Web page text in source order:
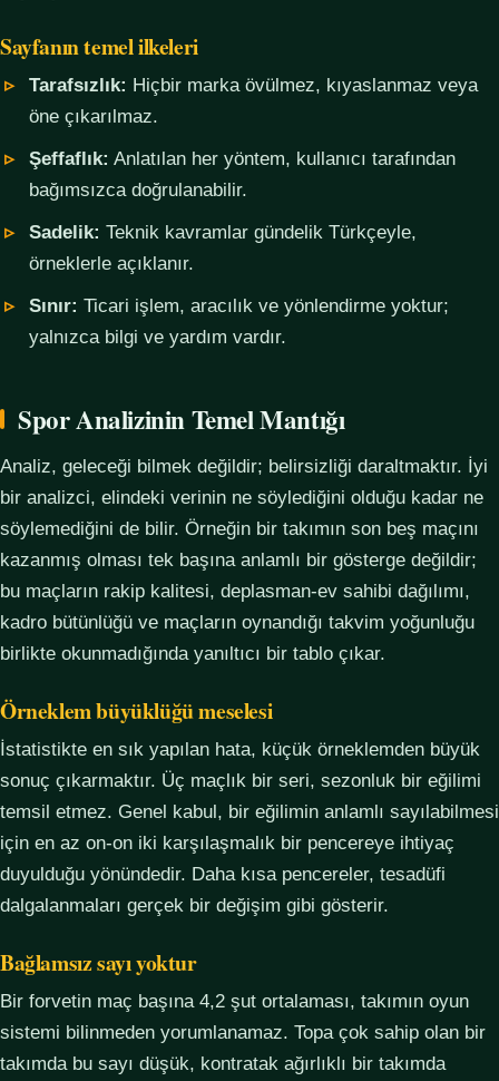
Sayfanın temel ilkeleri
Tarafsızlık: Hiçbir marka övülmez, kıyaslanmaz veya
öne çıkarılmaz.
Şeffaflık: Anlatılan her yöntem, kullanıcı tarafından
bağımsızca doğrulanabilir.
Sadelik: Teknik kavramlar gündelik Türkçeyle,
örneklerle açıklanır.
Sınır: Ticari işlem, aracılık ve yönlendirme yoktur;
yalnızca bilgi ve yardım vardır.
Spor Analizinin Temel Mantığı
Analiz, geleceği bilmek değildir; belirsizliği daraltmaktır. İyi
bir analizci, elindeki verinin ne söylediğini olduğu kadar ne
söylemediğini de bilir. Örneğin bir takımın son beş maçını
kazanmış olması tek başına anlamlı bir gösterge değildir;
bu maçların rakip kalitesi, deplasman-ev sahibi dağılımı,
kadro bütünlüğü ve maçların oynandığı takvim yoğunluğu
birlikte okunmadığında yanıltıcı bir tablo çıkar.
Örneklem büyüklüğü meselesi
İstatistikte en sık yapılan hata, küçük örneklemden büyük
sonuç çıkarmaktır. Üç maçlık bir seri, sezonluk bir eğilimi
temsil etmez. Genel kabul, bir eğilimin anlamlı sayılabilmesi
için en az on-on iki karşılaşmalık bir pencereye ihtiyaç
duyulduğu yönündedir. Daha kısa pencereler, tesadüfi
dalgalanmaları gerçek bir değişim gibi gösterir.
Bağlamsız sayı yoktur
Bir forvetin maç başına 4,2 şut ortalaması, takımın oyun
sistemi bilinmeden yorumlanamaz. Topa çok sahip olan bir
takımda bu sayı düşük, kontratak ağırlıklı bir takımda